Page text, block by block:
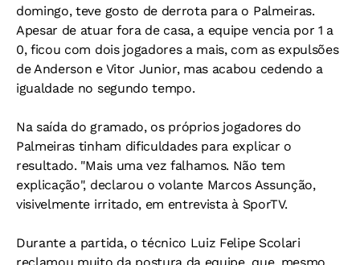
domingo, teve gosto de derrota para o Palmeiras.
Apesar de atuar fora de casa, a equipe vencia por 1 a
0, ficou com dois jogadores a mais, com as expulsões
de Anderson e Vitor Junior, mas acabou cedendo a
igualdade no segundo tempo.
Na saída do gramado, os próprios jogadores do
Palmeiras tinham dificuldades para explicar o
resultado. "Mais uma vez falhamos. Não tem
explicação", declarou o volante Marcos Assunção,
visivelmente irritado, em entrevista à SporTV.
Durante a partida, o técnico Luiz Felipe Scolari